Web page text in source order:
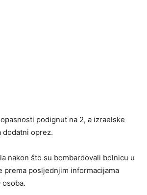
podignut na 2, a izraelske
dodatni oprez.
nakon što su bombardovali bolnicu u
prema posljednjim informacijama